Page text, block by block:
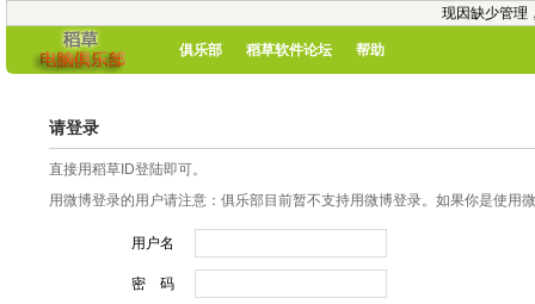
现因缺少管理
俱乐部 稻草软件论坛 帮助
请登录
直接用稻草ID登陆即可。
用微博登录的用户请注意：俱乐部目前暂不支持用微博登录。如果你是使用
用户名
密 码